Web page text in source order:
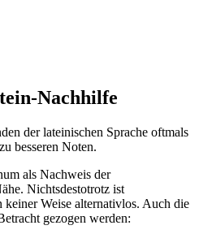
Nachhilfe
der lateinischen Sprache oftmals
besseren Noten.
als Nachweis der
Nichtsdestotrotz ist
Weise alternativlos. Auch die
gezogen werden: